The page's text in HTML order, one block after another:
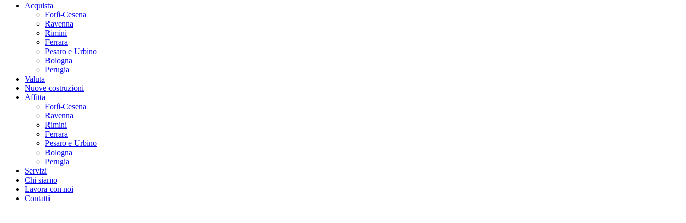
Acquista
Forlì-Cesena
Ravenna
Rimini
Ferrara
Pesaro e Urbino
Bologna
Perugia
Valuta
Nuove costruzioni
Affitta
Forlì-Cesena
Ravenna
Rimini
Ferrara
Pesaro e Urbino
Bologna
Perugia
Servizi
Chi siamo
Lavora con noi
Contatti